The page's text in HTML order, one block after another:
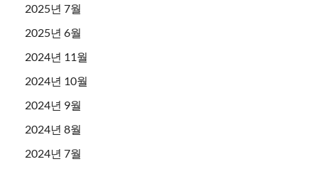
2025년 7월
2025년 6월
2024년 11월
2024년 10월
2024년 9월
2024년 8월
2024년 7월